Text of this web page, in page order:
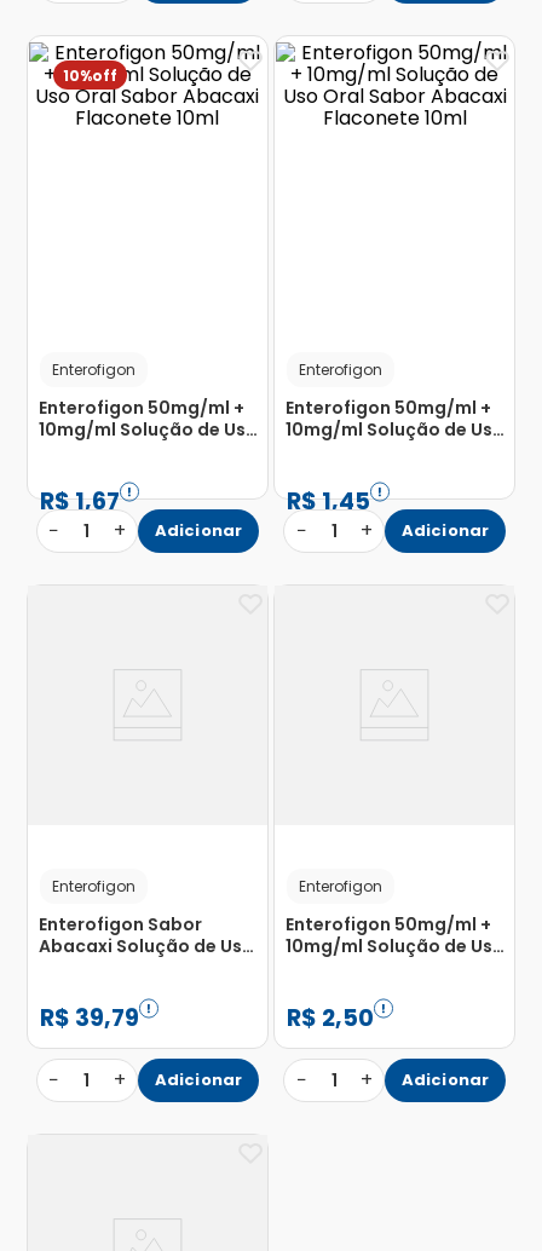
10%
Enterofigon
Enterofigon 50mg/ml +
10mg/ml Solução de Uso
R$1,67
− 1 + Adicionar
Enterofigon
Enterofigon 50mg/ml +
10mg/ml Solução de Uso
R$1,45
− 1 + Adicionar
Enterofigon
Enterofigon Sabor
Abacaxi Solução de Uso
R$ 39,79
− 1 + Adicionar
Enterofigon
Enterofigon 50mg/ml +
10mg/ml Solução de Uso
R$ 2,50
− 1 + Adicionar